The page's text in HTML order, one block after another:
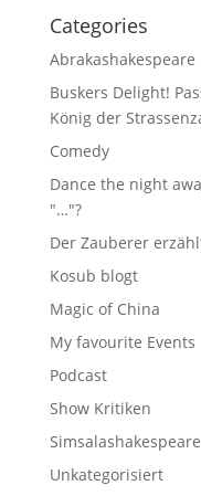
Categories
Abrakashakespeare
Buskers Delight!
König der
Comedy
Dance the night
"…"?
Der Zauberer
Kosub blogt
Magic of China
My favourite Events
Podcast
Show Kritiken
Simsalashakespeare
Unkategorisiert